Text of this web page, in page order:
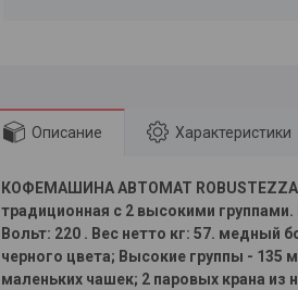
Описание Характеристики
КОФЕМАШИНА АВТОМАТ
традиционная с 2 высокими
Вольт: 220 . Вес нетто кг: 57. медный
черного цвета; Высокие группы -
маленьких чашек; 2 паровых крана